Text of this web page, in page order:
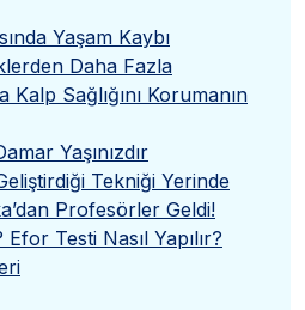
Yaşam Kaybı
Daha Fazla
Sağlığını Korumanın
Yaşınızdır
Tekniği Yerinde
Profesörler Geldi!
Testi Nasıl Yapılır?